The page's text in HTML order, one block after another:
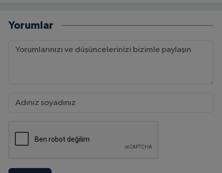
Yorumlar